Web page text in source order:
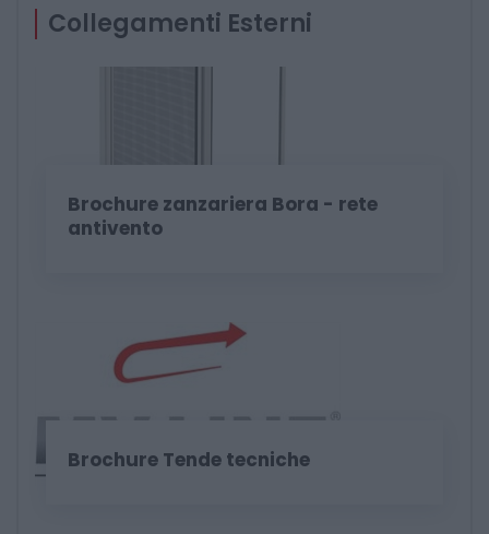
Collegamenti Esterni
Brochure zanzariera Bora - rete
antivento
Brochure Tende tecniche